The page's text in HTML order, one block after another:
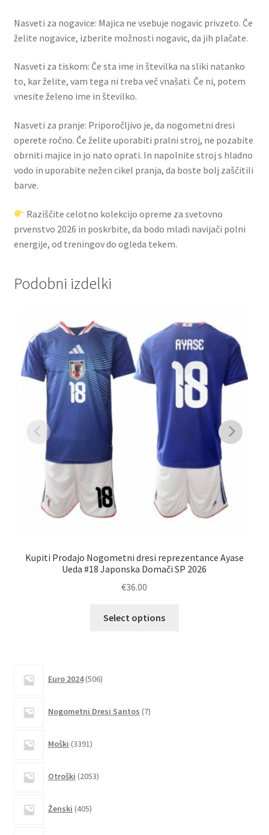
Nasveti za nogavice: Majica ne vsebuje nogavic privzeto. Če
želite nogavice, izberite možnosti nogavic, da jih plačate.
Nasveti za tiskom: Če sta ime in številka na sliki natanko
to, kar želite, vam tega ni treba več vnašati. Če ni, potem
vnesite želeno ime in številko.
Nasveti za pranje: Priporočljivo je, da nogometni dresi
operete ročno. Če želite uporabiti pralni stroj, ne pozabite
obrniti majice in jo nato oprati. In napolnite stroj s hladno
vodo in uporabite nežen cikel pranja, da boste bolj zaščitili
barve.
Raziščite celotno kolekcijo opreme za svetovno
prvenstvo 2026 in poskrbite, da bodo mladi navijači polni
energije, od treningov do ogleda tekem.
Podobni izdelki
Kupiti Prodajo Nogometni dresi reprezentance Ayase
Ueda #18 Japonska Domači SP 2026
€36.00
Select options
Euro 2024 506izdelkov
Nogometni Dresi Santos 7izdelkov
Moški 3391izdelkov
Otroški 2053izdelkov
Ženski 405izdelkov